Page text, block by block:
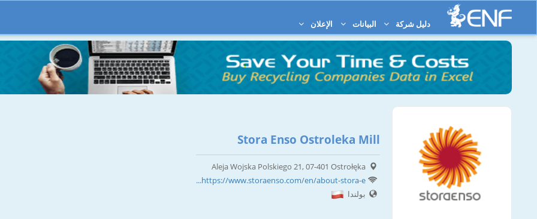
دليل شركة البيانات الإعلان
Stora Enso Ostroleka Mill
Aleja Wojska Polskiego 21, 07-401 Ostrołęka
https://www.storaenso.com/en/about-stora-e...
بولندا